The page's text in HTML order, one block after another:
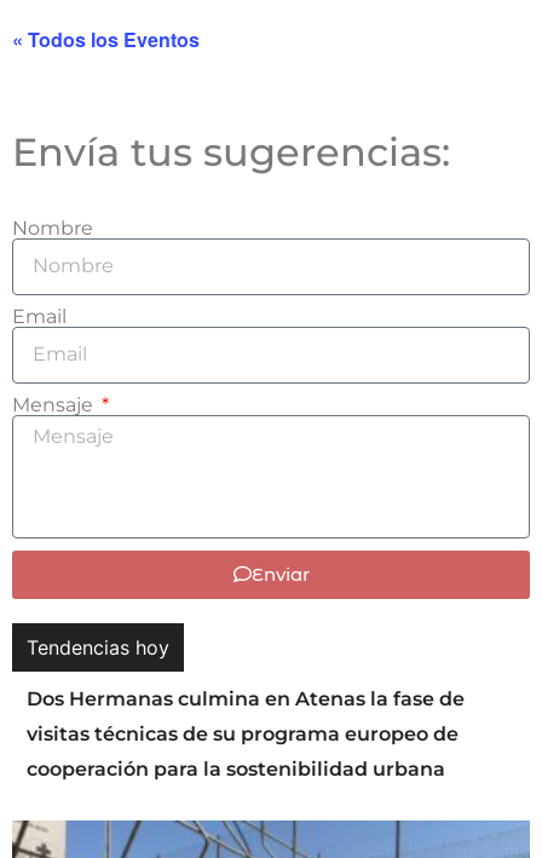
« Todos los Eventos
Envía tus sugerencias:
Nombre
Email
Mensaje
Enviar
Tendencias hoy
Dos Hermanas culmina en Atenas la fase de
visitas técnicas de su programa europeo de
cooperación para la sostenibilidad urbana